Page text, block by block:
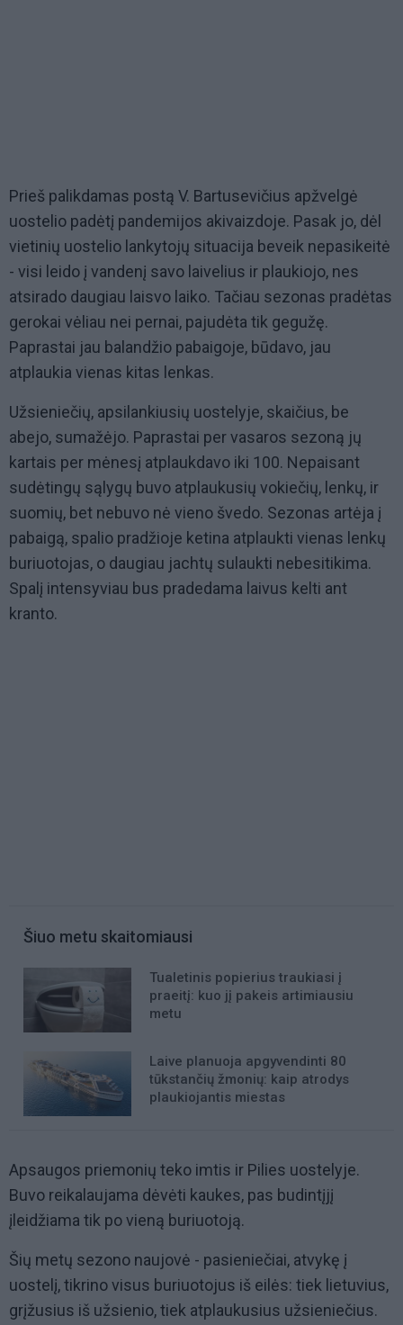
Prieš palikdamas postą V. Bartusevičius apžvelgė
uostelio padėtį pandemijos akivaizdoje. Pasak jo, dėl
vietinių uostelio lankytojų situacija beveik nepasikeitė
- visi leido į vandenį savo laivelius ir plaukiojo, nes
atsirado daugiau laisvo laiko. Tačiau sezonas pradėtas
gerokai vėliau nei pernai, pajudėta tik gegužę.
Paprastai jau balandžio pabaigoje, būdavo, jau
atplaukia vienas kitas lenkas.
Užsieniečių, apsilankiusių uostelyje, skaičius, be
abejo, sumažėjo. Paprastai per vasaros sezoną jų
kartais per mėnesį atplaukdavo iki 100. Nepaisant
sudėtingų sąlygų buvo atplaukusių vokiečių, lenkų, ir
suomių, bet nebuvo nė vieno švedo. Sezonas artėja į
pabaigą, spalio pradžioje ketina atplaukti vienas lenkų
buriuotojas, o daugiau jachtų sulaukti nebesitikima.
Spalį intensyviau bus pradedama laivus kelti ant
kranto.
Šiuo metu skaitomiausi
Tualetinis popierius traukiasi į
praeitį: kuo jį pakeis artimiausiu
metu
Laive planuoja apgyvendinti 80
tūkstančių žmonių: kaip atrodys
plaukiojantis miestas
Apsaugos priemonių teko imtis ir Pilies uostelyje.
Buvo reikalaujama dėvėti kaukes, pas budintįjį
įleidžiama tik po vieną buriuotoją.
Šių metų sezono naujovė - pasieniečiai, atvykę į
uostelį, tikrino visus buriuotojus iš eilės: tiek lietuvius,
grįžusius iš užsienio, tiek atplaukusius užsieniečius.